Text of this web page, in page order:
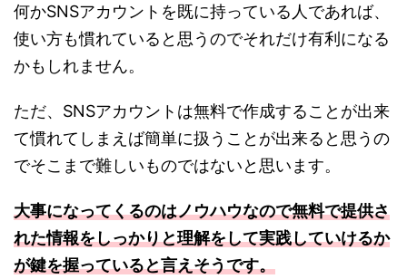
何かSNSアカウントを既に持っている人であれば、
使い方も慣れていると思うのでそれだけ有利になる
かもしれません。
ただ、SNSアカウントは無料で作成することが出来
て慣れてしまえば簡単に扱うことが出来ると思うの
でそこまで難しいものではないと思います。
大事になってくるのはノウハウなので無料で提供さ
れた情報をしっかりと理解をして実践していけるか
が鍵を握っていると言えそうです。